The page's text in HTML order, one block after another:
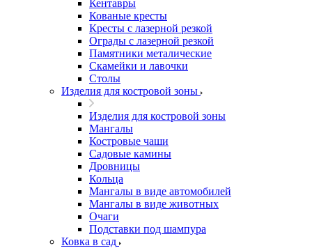
Кентавры
Кованые кресты
Кресты с лазерной резкой
Ограды с лазерной резкой
Памятники металические
Скамейки и лавочки
Столы
Изделия для костровой зоны
Изделия для костровой зоны
Мангалы
Костровые чаши
Садовые камины
Дровницы
Кольца
Мангалы в виде автомобилей
Мангалы в виде животных
Очаги
Подставки под шампура
Ковка в сад